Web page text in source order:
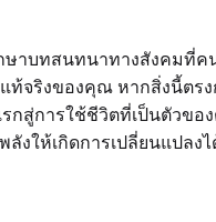
าบทสนทนาทางสังคมที่
จริงของคุณ หากสิ่งนี้ต
กสู่การใช้ชีวิตที่เป็นตัวขอ
ให้เกิดการเปลี่ยนแปล